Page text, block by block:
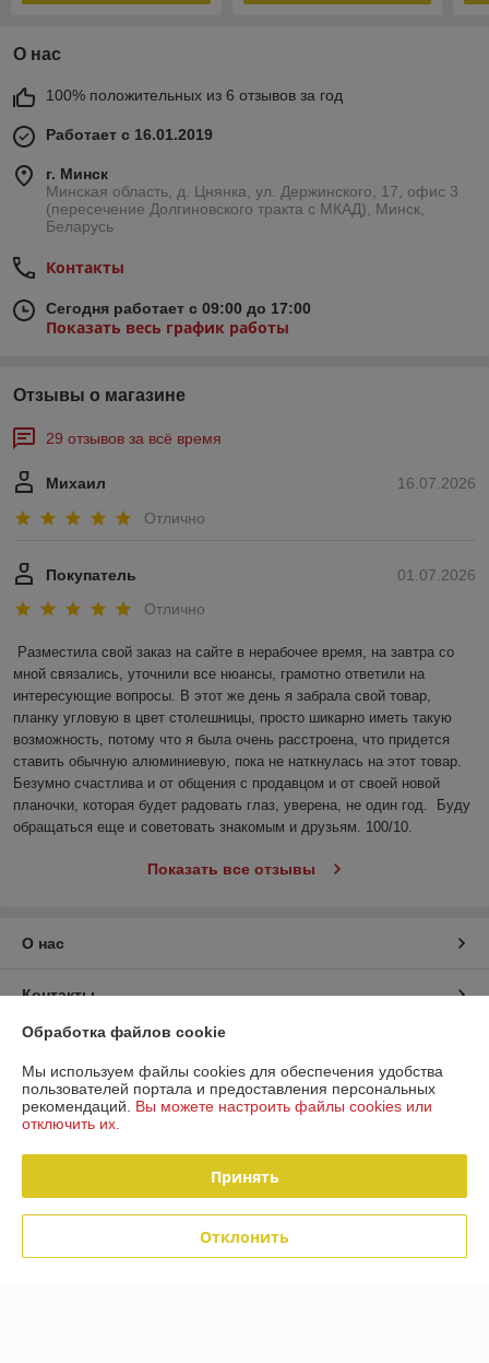
О нас
100% положительных из 6 отзывов за год
Работает с 16.01.2019
г. Минск
Минская область, д. Цнянка, ул. Держинского, 17, офис 3
(пересечение Долгиновского тракта с МКАД), Минск,
Беларусь
Контакты
Сегодня работает с 09:00 до 17:00
Показать весь график работы
Отзывы о магазине
29 отзывов за всё время
16.07.2026
Михаил
Отлично
01.07.2026
Покупатель
Отлично
Разместила свой заказ на сайте в нерабочее время, на завтра со
мной связались, уточнили все нюансы, грамотно ответили на
интересующие вопросы. В этот же день я забрала свой товар,
планку угловую в цвет столешницы, просто шикарно иметь такую
возможность, потому что я была очень расстроена, что придется
ставить обычную алюминиевую, пока не наткнулась на этот товар.
Безумно счастлива и от общения с продавцом и от своей новой
планочки, которая будет радовать глаз, уверена, не один год.  Буду
обращаться еще и советовать знакомым и друзьям. 100/10.
Показать все отзывы
О нас
Контакты
Доставка и оплата
График работы
Политика обработки cookies
Обработка файлов cookie
Мы используем файлы cookies для обеспечения удобства
пользователей портала и предоставления персональных
рекомендаций. Вы можете настроить файлы cookies или
отключить их.
Принять
Отклонить